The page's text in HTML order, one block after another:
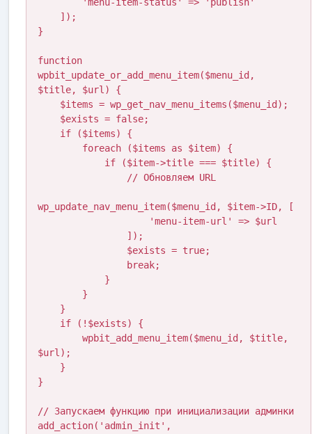
}
function
wpbit_update_or_add_menu_item($menu_id,
$title, $url) {
wp_update_nav_menu_item($menu_id, $item->ID, [
$url);
}
// Запускаем функцию при инициализации админки
add_action('admin_init',